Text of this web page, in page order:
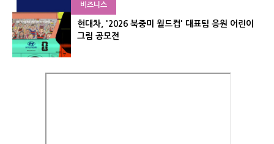
비즈니스
현대차, '2026 북중미 월드컵' 대표팀 응원 어린이
그림 공모전